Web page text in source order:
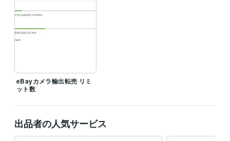
eBayカメラ輸出転売 リミ
ット数
出品者の人気サービス